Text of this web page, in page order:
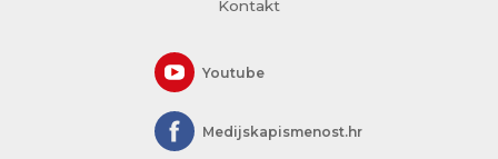
Kontakt
Youtube
Medijskapismenost.hr